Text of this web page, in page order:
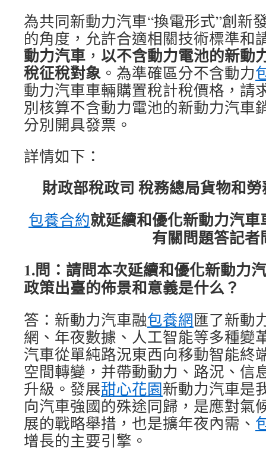
為共同新動力汽車“換電形式”創新
的角度，允許合適相關技術標準和
動力汽車 ， 以不含動力電池的新動
稅征稅對象 。為準確區分不含動力
動力汽車車輛購置稅計稅價格，請
別核算不含動力電池的新動力汽車
分別開具發票。
詳情如下：
財政部稅政司 稅務總局貨物和
包養合約就延續和優化新動力汽
有關問題答記者
1.問：請問本次延續和優化新動力
政策出臺的佈景和意義是什么？
答：新動力汽車融包養網匯了新動
網、年夜數據、人工智能等多種變
汽車從單純路況東西向移動智能終
空間轉變，并帶動動力、路況、信
升級。發展甜心花園新動力汽車是
向汽車強國的殊途同歸，是應對氣
展的戰略舉措，也是擴年夜內需、
增長的主要引擎。